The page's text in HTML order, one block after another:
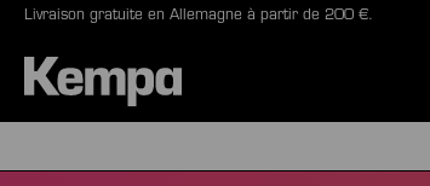
Passer à la navigation principale
Livraison gratuite en Allemagne à partir de 200 €.